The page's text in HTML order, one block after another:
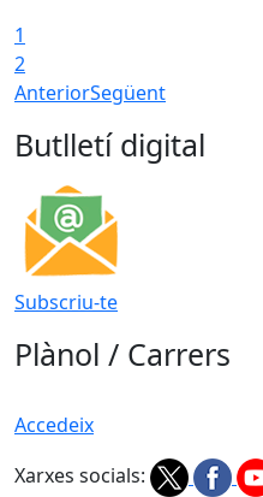
1
2
AnteriorSegüent
Butlletí digital
Subscriu-te
Plànol / Carrers
Accedeix
Xarxes socials: